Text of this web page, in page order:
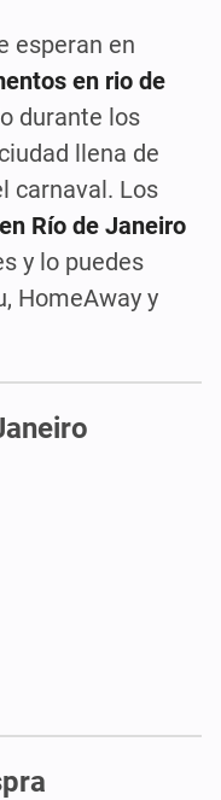
esperan en
en rio de
durante los
llena de
carnaval. Los
Río de Janeiro
y lo puedes
HomeAway y